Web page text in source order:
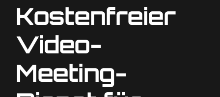
Kostenfreier
Video-
Meeting-